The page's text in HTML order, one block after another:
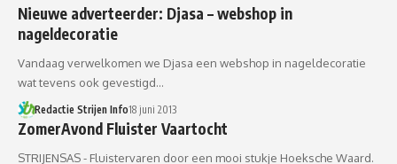
Nieuwe adverteerder: Djasa – webshop in
nageldecoratie
Vandaag verwelkomen we Djasa een webshop in nageldecoratie
wat tevens ook gevestigd…
Redactie Strijen Info18 juni 2013
ZomerAvond Fluister Vaartocht
STRIJENSAS - Fluistervaren door een mooi stukje Hoeksche Waard.